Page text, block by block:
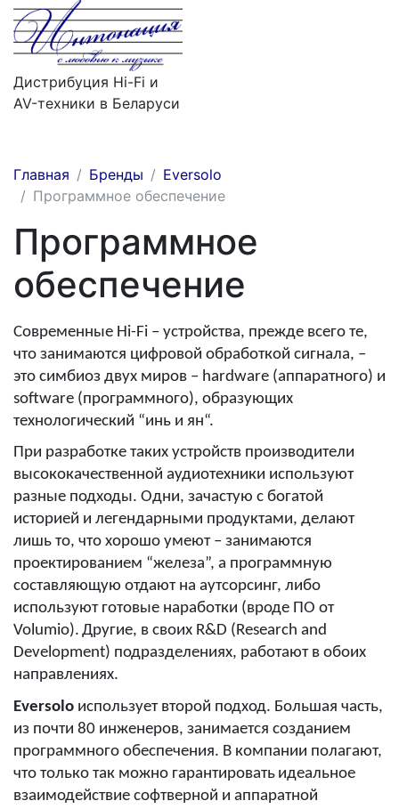
Дистрибуция Hi-Fi и
AV-техники в Беларуси
Главная Бренды
Eversolo
Программное обеспечение
Программное
обеспечение
Современные Hi-Fi – устройства, прежде всего те,
что занимаются цифровой обработкой сигнала, –
это симбиоз двух миров – hardware (аппаратного) и
software (программного), образующих
технологический “инь и ян“.
При разработке таких устройств производители
высококачественной аудиотехники используют
разные подходы. Одни, зачастую с богатой
историей и легендарными продуктами, делают
лишь то, что хорошо умеют – занимаются
проектированием “железа”, а программную
составляющую отдают на аутсорсинг, либо
используют готовые наработки (вроде ПО от
Volumio). Другие, в своих R&D (Research and
Development) подразделениях, работают в обоих
направлениях.
Eversolo использует второй подход. Большая часть,
из почти 80 инженеров, занимается созданием
программного обеспечения. В компании полагают,
что только так можно гарантировать идеальное
взаимодействие софтверной и аппаратной